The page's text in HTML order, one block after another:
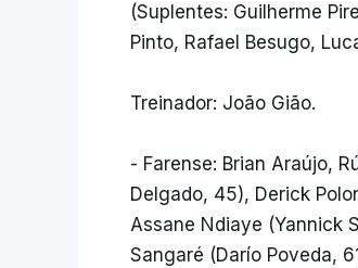
(Suplentes: Guilherme
Pinto, Rafael Besugo,
Treinador: João Gião.
- Farense: Brian Araújo,
Delgado, 45), Derick
Assane Ndiaye (Yannick
Sangaré (Darío Poveda,